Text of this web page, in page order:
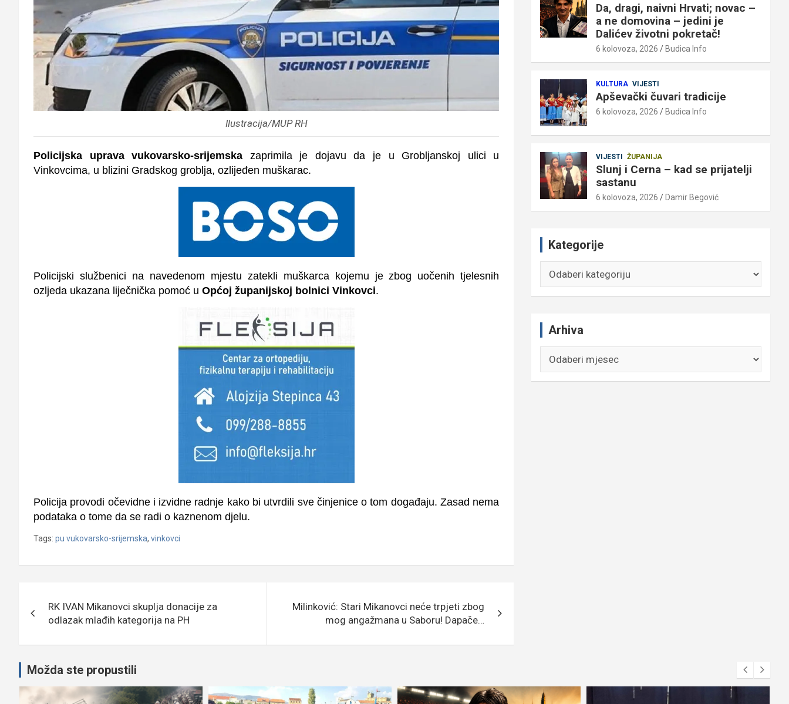
Ilustracija/MUP RH
Policijska uprava vukovarsko-srijemska zaprimila je dojavu da je u Grobljanskoj ulici u
Vinkovcima, u blizini Gradskog groblja, ozlijeđen muškarac.
Policijski službenici na navedenom mjestu zatekli muškarca kojemu je zbog uočenih tjelesnih
ozljeda ukazana liječnička pomoć u Općoj županijskoj bolnici Vinkovci.
Policija provodi očevidne i izvidne radnje kako bi utvrdili sve činjenice o tom događaju. Zasad nema
podataka o tome da se radi o kaznenom djelu.
Tags: pu vukovarsko-srijemska, vinkovci
objava
RK IVAN Mikanovci skuplja donacije za
odlazak mlađih kategorija na PH
Milinković: Stari Mikanovci neće trpjeti zbog
mog angažmana u Saboru! Dapače…
Da, dragi, naivni Hrvati; novac –
a ne domovina – jedini je
Dalićev životni pokretač!
6 kolovoza, 2026 Budica Info
KULTURA VIJESTI
Apševački čuvari tradicije
6 kolovoza, 2026 Budica Info
VIJESTI ŽUPANIJA
Slunj i Cerna – kad se prijatelji
sastanu
6 kolovoza, 2026 Damir Begović
Kategorije
Arhiva
Možda ste propustili